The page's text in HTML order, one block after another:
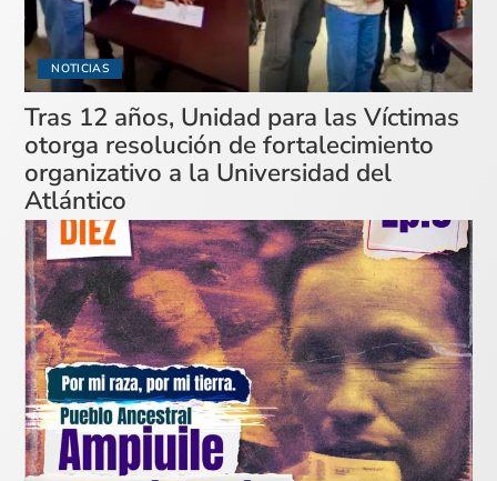
NOTICIAS
Tras 12 años, Unidad para las Víctimas
otorga resolución de fortalecimiento
organizativo a la Universidad del
Atlántico